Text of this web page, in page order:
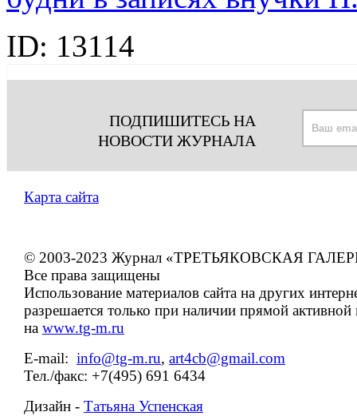
ID: 13114
ПОДПИШИТЕСЬ НА
НОВОСТИ ЖУРНАЛА
Карта сайта
© 2003-2023 Журнал «ТРЕТЬЯКОВСКАЯ
Все права защищены
Использование материалов сайта на других
разрешается только при наличии прямой активной
на www.tg-m.ru
E-mail: info@tg-m.ru, art4cb@gmail.com
Тел./факс: +7(495) 691 6434
Дизайн - Татьяна Успенская